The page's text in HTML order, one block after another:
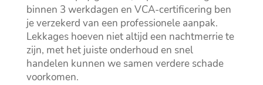
binnen 3 werkdagen en VCA-certificering ben
je verzekerd van een professionele aanpak.​
Lekkages hoeven niet altijd een nachtmerrie te
zijn, met het juiste onderhoud en snel
handelen kunnen we samen verdere schade
voorkomen.​